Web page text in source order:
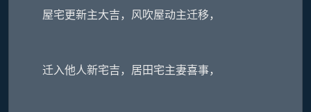
屋宅更新主大吉，风吹屋动主迁移，
迁入他人新宅吉，居田宅主妻喜事，